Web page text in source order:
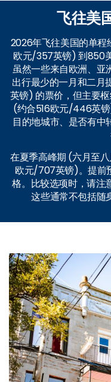
飞往美
2026年飞往美国的单
欧元/357英镑) 到850
虽然一些来自欧洲、亚
出行最少的一月和二月
英镑) 的票价，但主要
(约合516欧元/446英
目的地城市、是否有中
在夏季高峰期 (六月至
欧元/707英镑)。提前
格。比较选项时，请注
这些通常不包括随